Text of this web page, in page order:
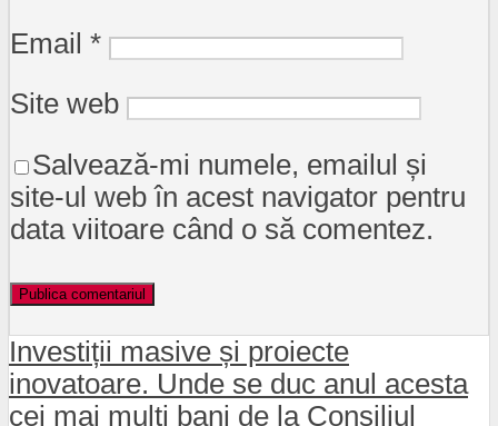
Email *
Site web
Salvează-mi numele, emailul și
site-ul web în acest navigator pentru
data viitoare când o să comentez.
Investiții masive și proiecte
inovatoare. Unde se duc anul acesta
cei mai mulți bani de la Consiliul